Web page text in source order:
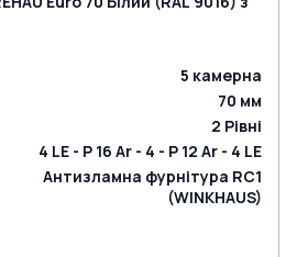
5 камерна
70 мм
2 Рівні
4 LE - P 16 Ar - 4 - P 12 Ar - 4 LE
Антизламна фурнітура RC1
(WINKHAUS)